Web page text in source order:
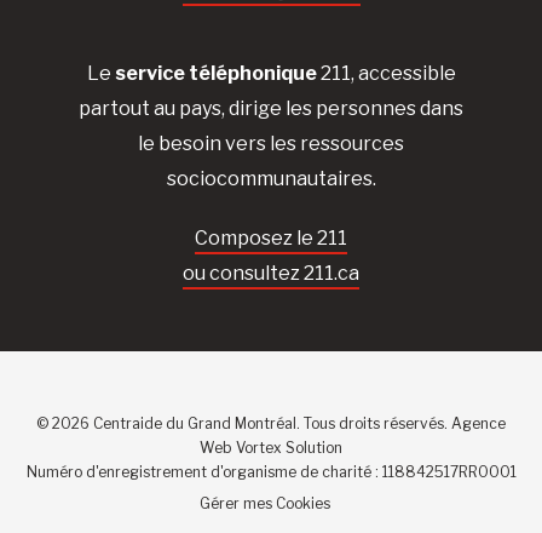
Le service téléphonique211, accessible
partout au pays, dirige les personnes dans
le besoin vers les ressources
sociocommunautaires.
Composez le 211
ou consultez 211.ca
© 2026 Centraide du Grand Montréal. Tous droits réservés. Agence
Web Vortex Solution
Numéro d'enregistrement d'organisme de charité : 118842517RR0001
Gérer mes Cookies